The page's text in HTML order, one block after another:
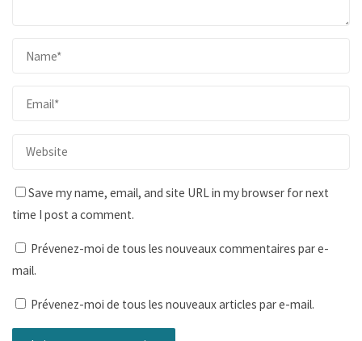
Save my name, email, and site URL in my browser for next
time I post a comment.
Prévenez-moi de tous les nouveaux commentaires par e-
mail.
Prévenez-moi de tous les nouveaux articles par e-mail.